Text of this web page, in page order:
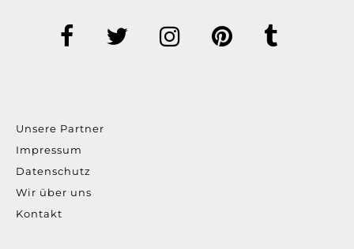
Unsere Partner
Impressum
Datenschutz
Wir über uns
Kontakt